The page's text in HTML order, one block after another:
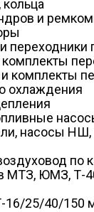
и
переходники
комплекты
охлаждения
насосы
по
МТЗ, ЮМЗ, Т-
25/40/150